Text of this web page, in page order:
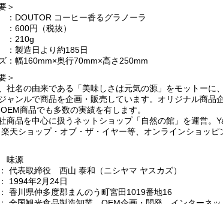
＞
DOUTOR コーヒー香るグラノーラ
600円（税抜）
210g
製造日より約185日
：幅160mm×奥行70mm×高さ250mm
＞
社名の由来である「美味しさは元気の源」をモットーに
ャンルで商品を企画・販売しています。オリジナル商品
OEM商品でも多数の実績を有します。
商品を中心に扱うネットショップ「自然の館」を運営。
天ショップ・オブ・ザ・イヤー等、オンラインショッ
味源
代表取締役 西山 泰和（ニシヤマ ヤスカズ）
年2月24日
香川県仲多度郡まんのう町宮田1019番地16